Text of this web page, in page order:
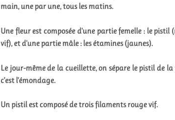
main, une par une, tous les matins.
Une fleur est composée d'une partie femelle : le pistil
vif), et d'une partie mâle : les étamines (jaunes).
Le jour-même de la cueillette, on sépare le pistil de la
c'est l'émondage.
Un pistil est composé de trois filaments rouge vif.